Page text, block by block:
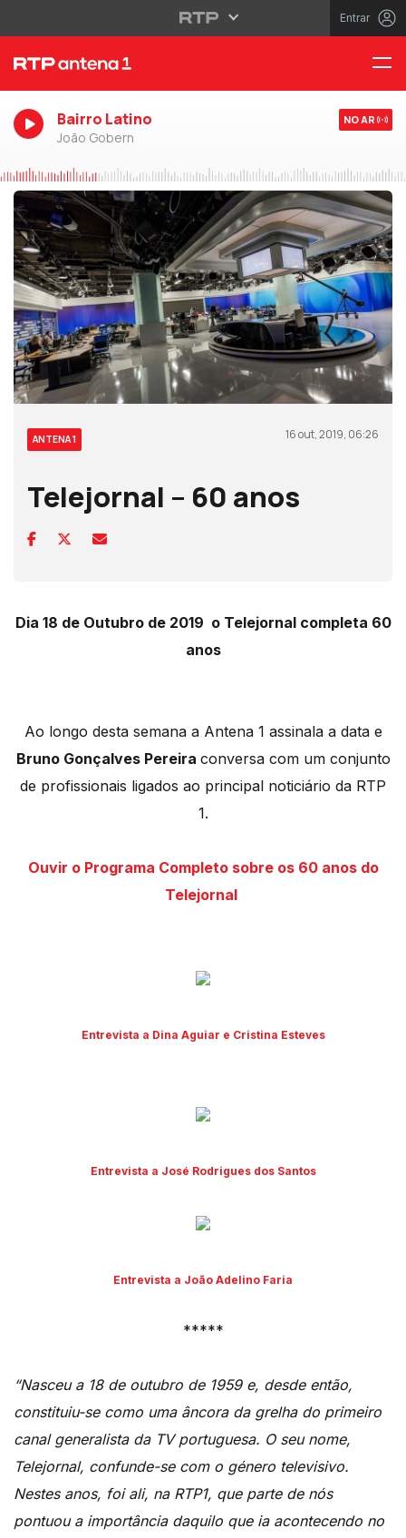
Entrar
Bairro Latino
João Gobern
NO AR
ANTENA 1 16 out, 2019, 06:26
Telejornal – 60 anos
Dia 18 de Outubro de 2019 o Telejornal completa 60
anos
Ao longo desta semana a Antena 1 assinala a data e
Bruno Gonçalves Pereira conversa com um conjunto
de profissionais ligados ao principal noticiário da RTP
1.
Ouvir o Programa Completo sobre os 60 anos do
Telejornal
Entrevista a Dina Aguiar e Cristina Esteves
Entrevista a José Rodrigues dos Santos
Entrevista a João Adelino Faria
*****
“Nasceu a 18 de outubro de 1959 e, desde então,
constituiu-se como uma âncora da grelha do primeiro
canal generalista da TV portuguesa. O seu nome,
Telejornal, confunde-se com o género televisivo.
Nestes anos, foi ali, na RTP1, que parte de nós
pontuou a importância daquilo que ia acontecendo no